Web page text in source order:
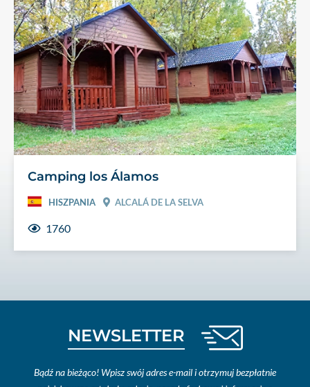
Camping los Álamos
HISZPANIA ALCALÁ DE LA SELVA
1760
NEWSLETTER
Bądź na bieżąco! Wpisz swój adres e-mail i otrzymuj bezpłatnie